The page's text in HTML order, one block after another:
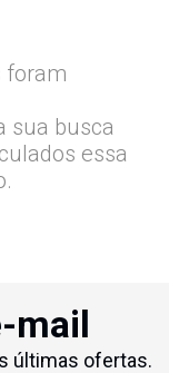
foram
sua busca
essa
mail
últimas ofertas.